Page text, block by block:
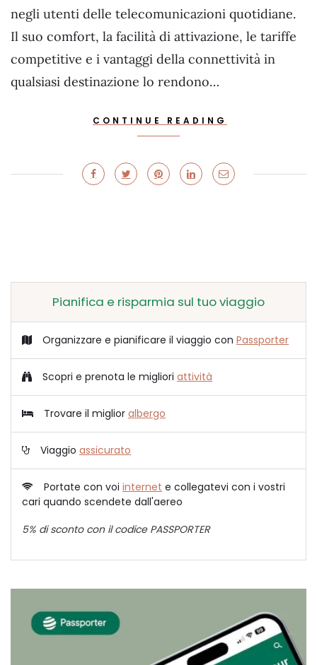
negli utenti delle telecomunicazioni quotidiane.
Il suo comfort, la facilità di attivazione, le tariffe
competitive e i vantaggi della connettività in
qualsiasi destinazione lo rendono…
CONTINUE READING
Pianifica e risparmia sul tuo viaggio
Organizzare e pianificare il viaggio con Passporter
Scopri e prenota le migliori attività
Trovare il miglior albergo
Viaggio assicurato
Portate con voi internet e collegatevi con i vostri
cari quando scendete dall'aereo
5% di sconto con il codice PASSPORTER